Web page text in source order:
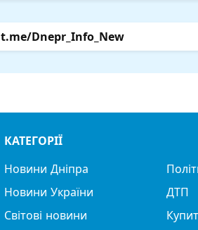
t.me/Dnepr_Info_New
КАТЕГОРІЇ
Новини Дніпра
Новини України
Світові новини
ДТП